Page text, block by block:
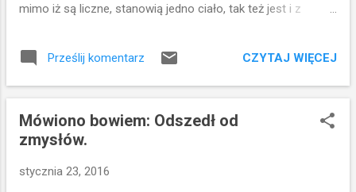
widzieli nikogo. Szaweł podniósł się z ziemi,
Wprowadzili go więc do Damaszku,
mimo iż są liczne, stanowią jedno ciało, tak też jest i z
ochrzczeni, [aby stanowić] jedno Ciało: czy to Żydzi, czy
Grecy, czy to niewolnicy, czy wolni. Wszyscyśmy też zostali
napojeni jednym Duchem. Ciało bowiem to nie jeden członek,
jestem ręką, nie należę do ciała - czy wskutek tego
rzeczywiście nie należy do ciała? Lub jeśliby ucho
- czyż nie należałoby do ciała? Gdyby całe ciało było
Prześlij komentarz CZYTAJ WIĘCEJ
Mówiono bowiem: Odszedł od
zmysłów.
stycznia 23, 2016